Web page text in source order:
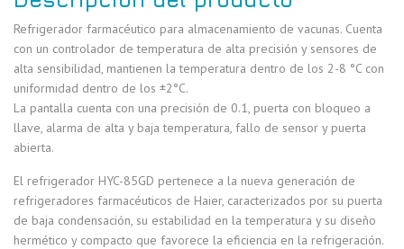
Refrigerador farmacéutico para almacenamiento de vacunas. Cuenta
con un controlador de temperatura de alta precisión y sensores de
alta sensibilidad, mantienen la temperatura dentro de los 2-8 °C con
uniformidad dentro de los ±2°C.
La pantalla cuenta con una precisión de 0.1, puerta con bloqueo a
llave, alarma de alta y baja temperatura, fallo de sensor y puerta
abierta.
El refrigerador HYC-85GD pertenece a la nueva generación de
refrigeradores farmacéuticos de Haier, caracterizados por su puerta
de baja condensación, su estabilidad en la temperatura y su diseño
hermético y compacto que favorece la eficiencia en la refrigeración.